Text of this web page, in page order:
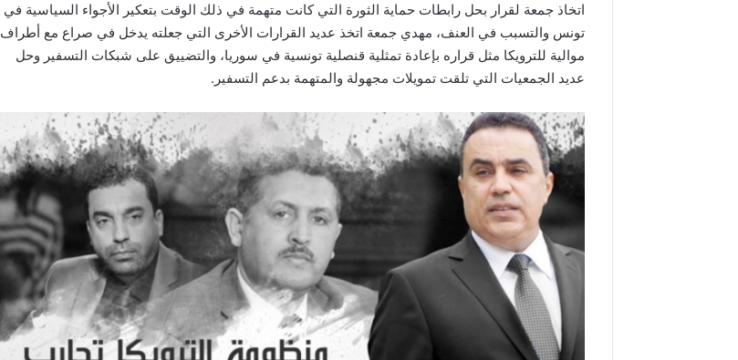
اتخاذ جمعة لقرار بحل رابطات حماية الثورة التي كانت متهمة في ذلك الوقت بتعكير الأجواء السياسية في
تونس والتسبب في العنف، مهدي جمعة اتخذ عديد القرارات الأخرى التي جعلته يدخل في صراع مع أطراف
موالية للترويكا مثل قراره بإعادة تمثلية قنصلية تونسية في سوريا، والتضييق على شبكات التسفير وحل
عديد الجمعيات التي تلقت تمويلات مجهولة والمتهمة بدعم التسفير.